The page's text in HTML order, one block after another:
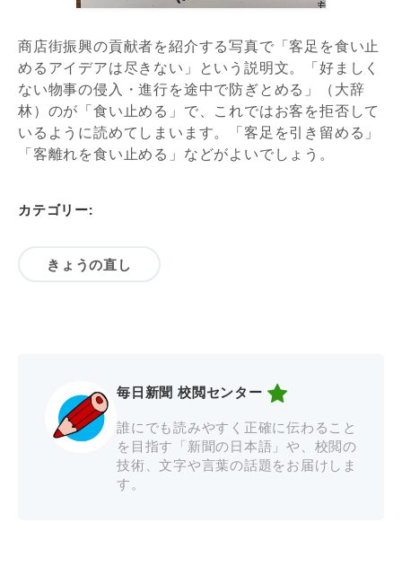
商店街振興の貢献者を紹介する写真で「客足を食い止
めるアイデアは尽きない」という説明文。「好ましく
ない物事の侵入・進行を途中で防ぎとめる」（大辞
林）のが「食い止める」で、これではお客を拒否して
いるように読めてしまいます。「客足を引き留める」
「客離れを食い止める」などがよいでしょう。
カテゴリー:
きょうの直し
毎日新聞 校閲センター
誰にでも読みやすく正確に伝わること
を目指す「新聞の日本語」や、校閲の
技術、文字や言葉の話題をお届けしま
す。